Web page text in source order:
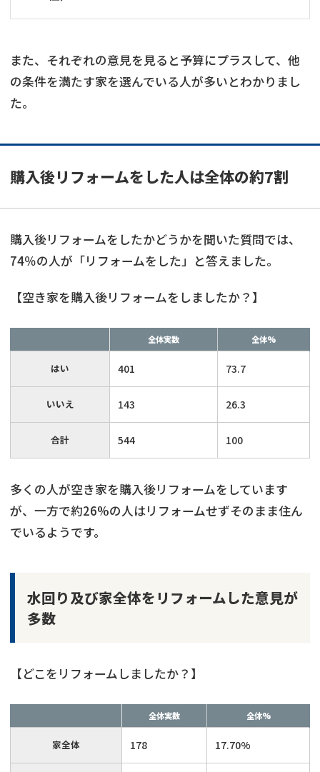
また、それぞれの意見を見ると予算にプラスして、他
の条件を満たす家を選んでいる人が多いとわかりまし
た。
購入後リフォームをした人は全体の約7割
購入後リフォームをしたかどうかを聞いた質問では、
74％の人が「リフォームをした」と答えました。
【空き家を購入後リフォームをしましたか？】
全体実数 全体%
はい 401 73.7
いいえ 143 26.3
合計 544 100
多くの人が空き家を購入後リフォームをしています
が、一方で約26%の人はリフォームせずそのまま住ん
でいるようです。
水回り及び家全体をリフォームした意見が
多数
【どこをリフォームしましたか？】
全体実数 全体%
家全体 178 17.70%